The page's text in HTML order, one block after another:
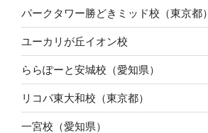
パークタワー勝どきミッド校（東京都）
ユーカリが丘イオン校
ららぽーと安城校（愛知県）
リコパ東大和校（東京都）
一宮校（愛知県）